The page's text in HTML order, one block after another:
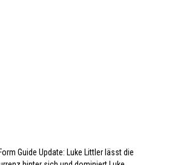
Guide Update: Luke Littler lässt die